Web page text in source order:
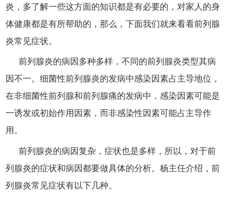
炎，多了解一些这方面的知识都是有必要的，对家人的身
体健康都是有所帮助的，那么，下面我们就来看看前列腺
炎常见症状。
前列腺炎的病因多种多样，不同的前列腺炎类型其病
因不一。细菌性前列腺炎的发病中感染因素占主导地位，
在非细菌性前列腺和前列腺痛的发病中，感染因素可能是
一诱发或初始作用因素，而非感染性因素可能占主导作
用。
前列腺炎的病因复杂，症状也是多样，所以，对于前
列腺炎的症状和病因都要做具体的分析。杨主任介绍，前
列腺炎常见症状有以下几种。